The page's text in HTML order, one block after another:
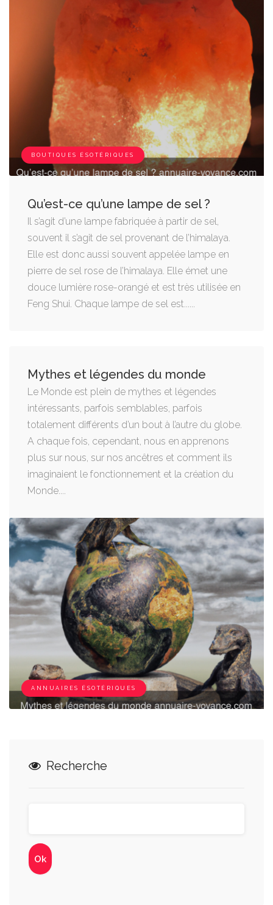
BOUTIQUES ÉSOTÉRIQUES
Qu’est-ce qu’une lampe de sel ?
Il s’agit d’une lampe fabriquée à partir de sel,
souvent il s’agit de sel provenant de l’himalaya.
Elle est donc aussi souvent appelée lampe en
pierre de sel rose de l’himalaya. Elle émet une
douce lumière rose-orangé et est très utilisée en
Feng Shui. Chaque lampe de sel est......
Mythes et légendes du monde
Le Monde est plein de mythes et légendes
intéressants, parfois semblables, parfois
totalement différents d’un bout à l’autre du globe.
A chaque fois, cependant, nous en apprenons
plus sur nous, sur nos ancêtres et comment ils
imaginaient le fonctionnement et la création du
Monde....
ANNUAIRES ÉSOTÉRIQUES
Recherche